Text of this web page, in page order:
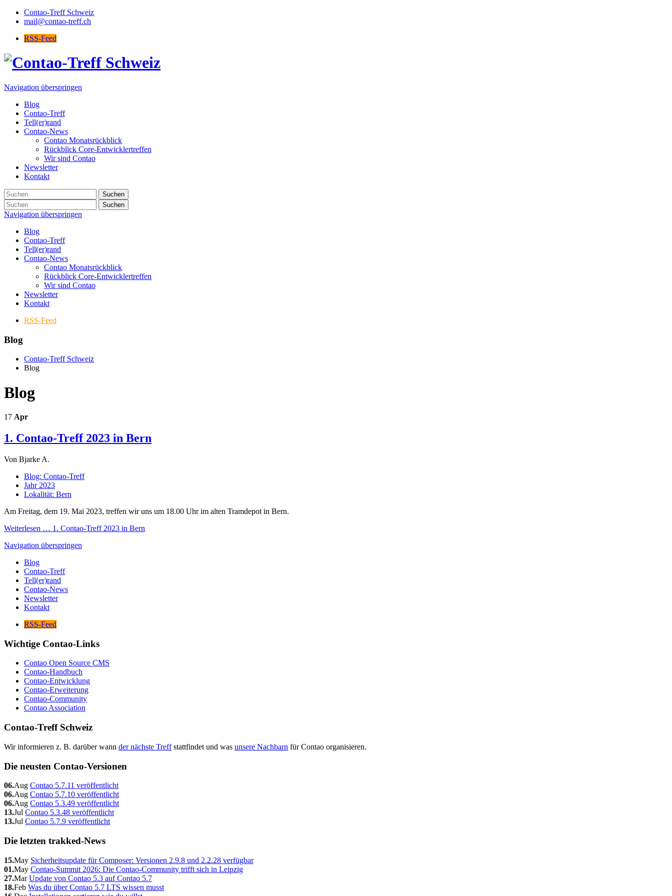
Contao-Treff Schweiz
mail@contao-treff.ch
RSS-Feed
Navigation überspringen
Blog
Contao-Treff
Tell(er)rand
Contao-News
Contao Monatsrückblick
Rückblick Core-Entwicklertreffen
Wir sind Contao
Newsletter
Kontakt
Suchen
Suchen
Navigation überspringen
Blog
Contao-Treff
Tell(er)rand
Contao-News
Contao Monatsrückblick
Rückblick Core-Entwicklertreffen
Wir sind Contao
Newsletter
Kontakt
RSS-Feed
Blog
Contao-Treff Schweiz
Blog
Blog
17 Apr
1. Contao-Treff 2023 in Bern
Von Bjarke A.
Blog: Contao-Treff
Jahr 2023
Lokalität: Bern
Am Freitag, dem 19. Mai 2023, treffen wir uns um 18.00 Uhr im alten Tramdepot in Bern.
Weiterlesen … 1. Contao-Treff 2023 in Bern
Navigation überspringen
Blog
Contao-Treff
Tell(er)rand
Contao-News
Newsletter
Kontakt
RSS-Feed
Wichtige Contao-Links
Contao Open Source CMS
Contao-Handbuch
Contao-Entwicklung
Contao-Erweiterung
Contao-Community
Contao Association
Contao-Treff Schweiz
Wir informieren z. B. darüber wann der nächste Treffstattfindet und was unsere Nachbarn für Contao organisieren.
Die neusten Contao-Versionen
06.Aug Contao 5.7.11 veröffentlicht
06.Aug Contao 5.7.10 veröffentlicht
06.Aug Contao 5.3.49 veröffentlicht
13.Jul Contao 5.3.48 veröffentlicht
13.Jul Contao 5.7.9 veröffentlicht
Die letzten trakked-News
15.May Sicherheitsupdate für Composer: Versionen 2.9.8 und 2.2.28 verfügbar
01.May Contao-Summit 2026: Die Contao-Community trifft sich in Leipzig
27.MarUpdate von Contao 5.3 auf Contao 5.7
18.Feb Was du über Contao 5.7 LTS wissen musst